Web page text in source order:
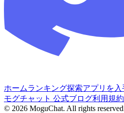
ホームランキング探索アプリを入
モグチャット 公式ブログ利用規約
© 2026 MoguChat. All rights